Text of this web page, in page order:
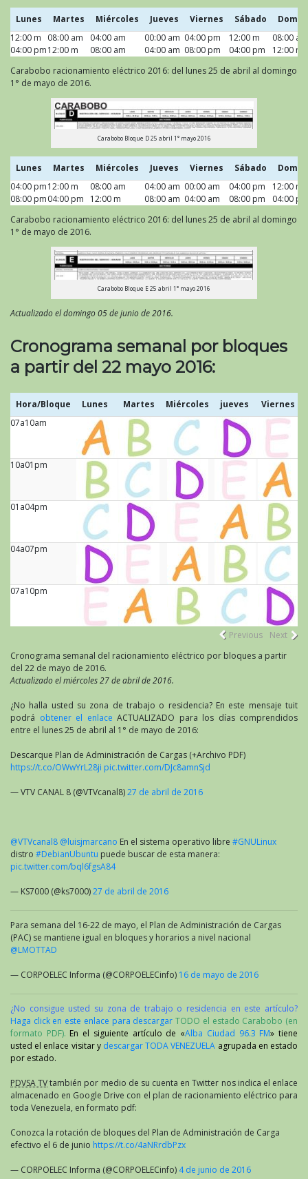
Lunes Martes Miércoles Jueves Viernes Sábado
Lunes
Martes Miércoles Jueves Viernes Sábado
12:00 m
04:00 pm
08:00 am
12:00 m
04:00 am
08:00 am
00:00 am
04:00 am
04:00 pm
08:00 pm
12:00 m
04:00 pm
08:00 am
12:00 m
Carabobo racionamiento eléctrico 2016: del lunes 25 de abril al domingo
1° de mayo de 2016.
Carabobo Bloque D 25 abril 1° mayo 2016
Lunes Martes Miércoles Jueves Viernes Sábado
Lunes
Martes Miércoles Jueves Viernes Sábado
04:00 pm
08:00 pm
12:00 m
04:00 pm
08:00 am
12:00 m
04:00 am
08:00 am
00:00 am
04:00 am
04:00 pm
08:00 pm
12:00 m
04:00 pm
Carabobo racionamiento eléctrico 2016: del lunes 25 de abril al domingo
1° de mayo de 2016.
Carabobo Bloque E 25 abril 1° mayo 2016
Actualizado el domingo 05 de junio de 2016.
Cronograma semanal por bloques
a partir del 22 mayo 2016:
Hora/Bloque Lunes Martes Miércoles jueves Viernes
Hora/Bloque
Lunes Martes Miércoles jueves Viernes
07a10am
10a01pm
01a04pm
04a07pm
07a10pm
Previous
Next
Cronograma semanal del racionamiento eléctrico por bloques a partir
del 22 de mayo de 2016.
Actualizado el miércoles 27 de abril de 2016.
¿No halla usted su zona de trabajo o residencia? En este mensaje tuit
podrá obtener el enlace ACTUALIZADO para los días comprendidos
entre el lunes 25 de abril al 1° de mayo de 2016:
Descarque Plan de Administración de Cargas (+Archivo PDF)
https://t.co/OWwYrL28ji pic.twitter.com/DJc8amnSjd
— VTV CANAL 8 (@VTVcanal8)27 de abril de 2016
@VTVcanal8 @luisjmarcano En el sistema operativo libre #GNULinux
distro #DebianUbuntu puede buscar de esta manera:
pic.twitter.com/bql6fgsA84
— KS7000 (@ks7000)27 de abril de 2016
Para semana del 16-22 de mayo, el Plan de Administración de Cargas
(PAC) se mantiene igual en bloques y horarios a nivel nacional
@LMOTTAD
— CORPOELEC Informa (@CORPOELECinfo) 16 de mayo de 2016
¿No consigue usted su zona de trabajo o residencia en este artículo?
Haga click en este enlace para descargar TODO el estado Carabobo (en
formato PDF). En el siguiente artículo de «Alba Ciudad 96.3 FM» tiene
usted el enlace visitar y descargar TODA VENEZUELA agrupada en estado
por estado.
PDVSA TVtambién por medio de su cuenta en Twitter nos indica el enlace
almacenado en Google Drive con el plan de racionamiento eléctrico para
toda Venezuela, en formato pdf:
Conozca la rotación de bloques del Plan de Administración de Carga
efectivo el 6 de junio https://t.co/4aNRrdbPzx
— CORPOELEC Informa (@CORPOELECinfo) 4 de junio de 2016